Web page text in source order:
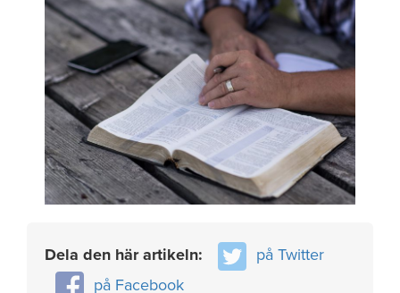
Dela den här artikeln:
på Twitter
på Facebook